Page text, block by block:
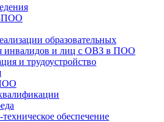
образовательных
инвалидов и лиц с ОВЗ в ПОО
и трудоустройство
обеспечение